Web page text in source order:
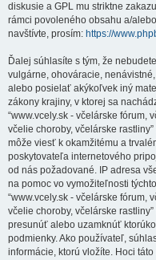
diskusie a GPL mu striktne
rámci povoleného obsahu a/
navštívte, prosím: https://
Ďalej súhlasíte s tým, že
vulgárne, ohováracie,
alebo posielať akýkoľvek iný
zákony krajiny, v ktorej sa
“www.vcely.sk - včelárske fórum,
včelie choroby, včelárske
môže viesť k okamžitému a
poskytovateľa internetového
od nás požadované. IP adresa
na pomoc vo vymožiteľnosti
“www.vcely.sk - včelárske fórum,
včelie choroby, včelárske
presunúť alebo uzamknúť
podmienky. Ako používateľ,
informácie, ktorú vložíte. Hoci